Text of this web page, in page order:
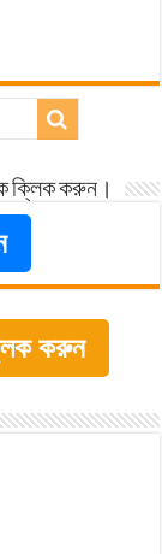
ক্লিক করুন।
করুন